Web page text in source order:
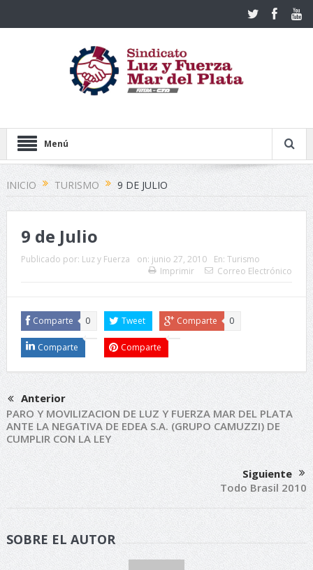
Menú
INICIO TURISMO 9 DE JULIO
9 de Julio
Publicado por: Luz y Fuerza on: junio 27, 2010 En: Turismo
Imprimir
Correo Electrónico
Comparte 0 Tweet Comparte 0
Comparte Comparte
Anterior
PARO Y MOVILIZACION DE LUZ Y FUERZA MAR DEL PLATA
ANTE LA NEGATIVA DE EDEA S.A. (GRUPO CAMUZZI) DE
CUMPLIR CON LA LEY
Siguiente
Todo Brasil 2010
SOBRE EL AUTOR